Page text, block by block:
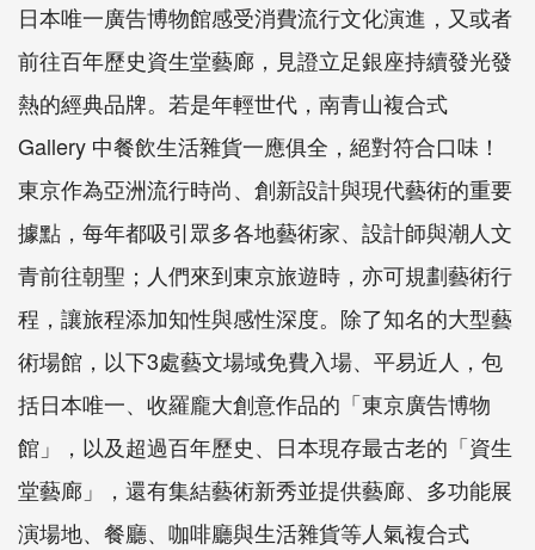
日本唯一廣告博物館感受消費流行文化演進，又或者
前往百年歷史資生堂藝廊，見證立足銀座持續發光發
熱的經典品牌。若是年輕世代，南青山複合式
Gallery 中餐飲生活雜貨一應俱全，絕對符合口味！
東京作為亞洲流行時尚、創新設計與現代藝術的重要
據點，每年都吸引眾多各地藝術家、設計師與潮人文
青前往朝聖；人們來到東京旅遊時，亦可規劃藝術行
程，讓旅程添加知性與感性深度。除了知名的大型藝
術場館，以下3處藝文場域免費入場、平易近人，包
括日本唯一、收羅龐大創意作品的「東京廣告博物
館」，以及超過百年歷史、日本現存最古老的「資生
堂藝廊」，還有集結藝術新秀並提供藝廊、多功能展
演場地、餐廳、咖啡廳與生活雜貨等人氣複合式